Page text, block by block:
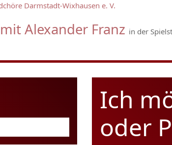
Darmstadt-Wixhausen e. V.
Alexander Franz in der
Ich
oder